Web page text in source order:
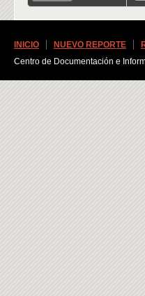
INICIO NUEVO REPORTE
Centro de Documentación e